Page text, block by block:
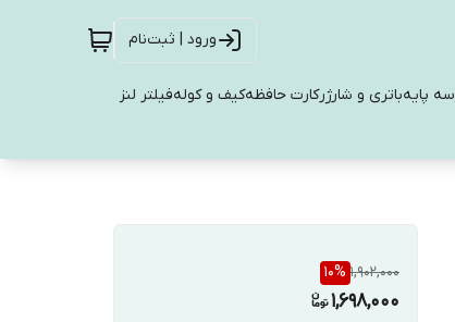
ورود | ثبت‌نام
سه پایهباتری و شارژرکارت حافظهکیف و کولهفیلتر لنز
1,902,000
10%
1,698,000